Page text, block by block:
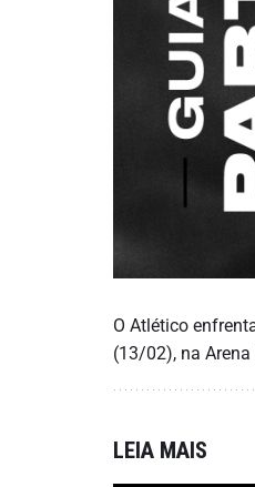
O Atlético
(13/02), na
LEIA MAIS